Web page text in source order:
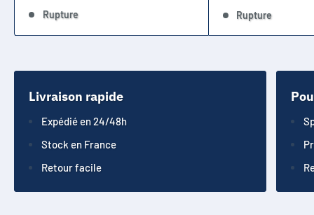
Rupture Rupture
Livraison rapide
Expédié en 24/48h
Stock en France
Retour facile